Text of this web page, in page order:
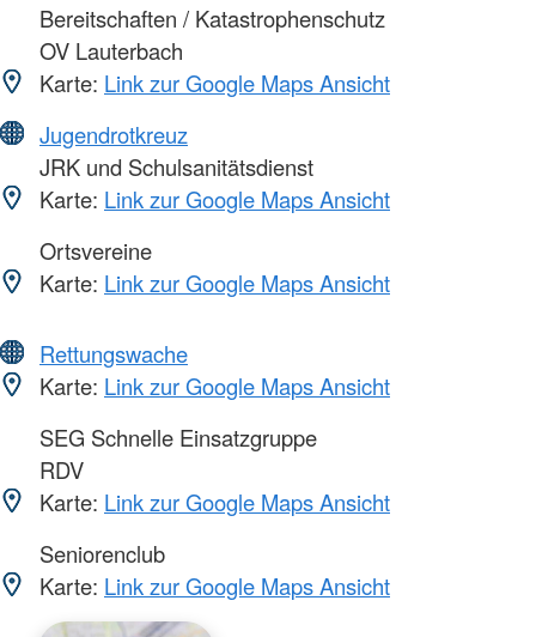
Bereitschaften / Katastrophenschutz
OV Lauterbach
Karte: Link zur Google Maps Ansicht
Jugendrotkreuz
JRK und Schulsanitätsdienst
Karte: Link zur Google Maps Ansicht
Ortsvereine
Karte: Link zur Google Maps Ansicht
Rettungswache
Karte: Link zur Google Maps Ansicht
SEG Schnelle Einsatzgruppe
RDV
Karte: Link zur Google Maps Ansicht
Seniorenclub
Karte: Link zur Google Maps Ansicht